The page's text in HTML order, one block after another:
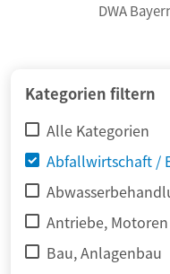
DWA
Kategorien filtern
Alle Kategorien
Abfallwirtschaft /
Antriebe, Motoren
Bau, Anlagenbau